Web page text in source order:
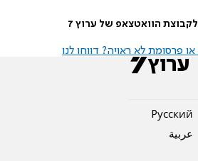
הוואטצאפ של ערוץ 7
פרסומת לא ראויה? דווחו לנו
Pусский
عربية